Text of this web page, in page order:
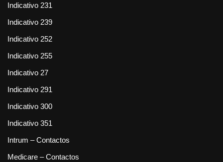
Indicativo 231
Indicativo 239
Indicativo 252
Indicativo 255
Indicativo 27
Indicativo 291
Indicativo 300
Indicativo 351
Intrum – Contactos
Medicare – Contactos